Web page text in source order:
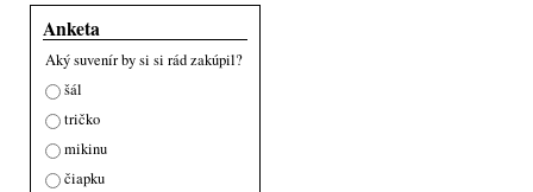
Anketa
Aký suvenír by si si rád zakúpil?
Odpovede
šál
tričko
mikinu
čiapku